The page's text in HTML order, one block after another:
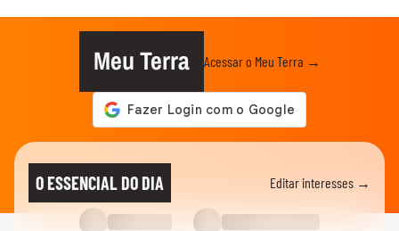
Meu Terra Acessar o Meu Terra →
O ESSENCIAL DO DIA Editar interesses →